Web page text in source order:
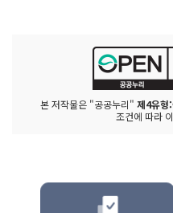
본 저작물은 "공공누리" 제4유형
조건에 따라